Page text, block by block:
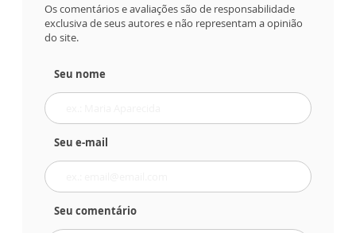
Os comentários e avaliações são de responsabilidade
exclusiva de seus autores e não representam a opinião
do site.
Seu nome
Seu e-mail
Seu comentário